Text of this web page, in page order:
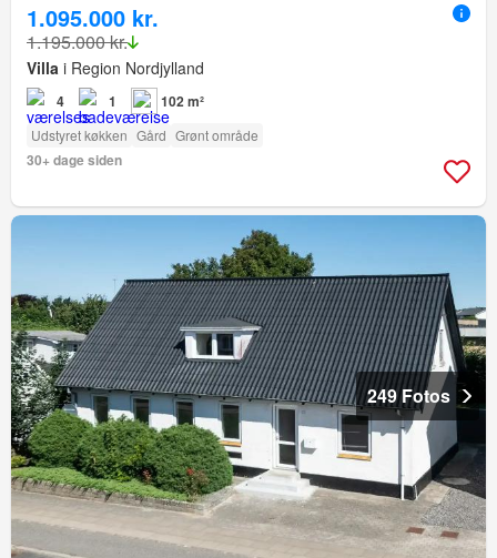
1.095.000 kr.
1.195.000 kr.
Villa i Region Nordjylland
4 1 102 m²
Udstyret køkken Gård Grønt område
30+ dage siden
249 Fotos